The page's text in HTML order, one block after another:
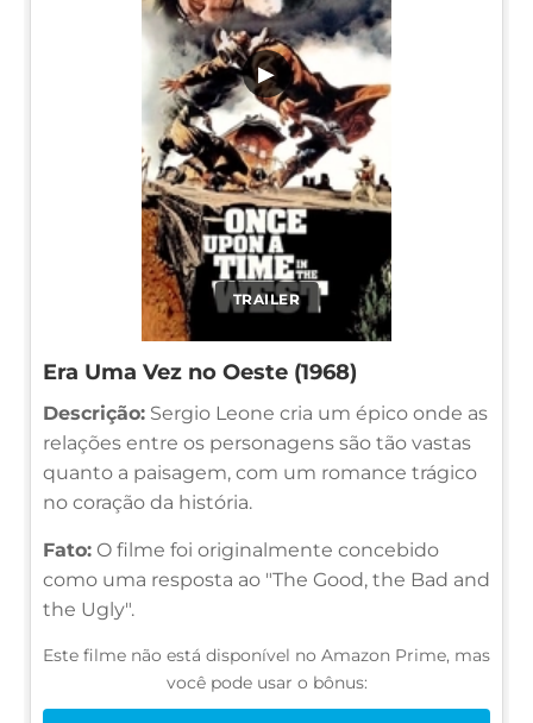
TRAILER
▶
Era Uma Vez no Oeste (1968)
Descrição: Sergio Leone cria um épico onde as
relações entre os personagens são tão vastas
quanto a paisagem, com um romance trágico
no coração da história.
Fato: O filme foi originalmente concebido
como uma resposta ao "The Good, the Bad and
the Ugly".
Este filme não está disponível no Amazon Prime, mas
você pode usar o bônus: